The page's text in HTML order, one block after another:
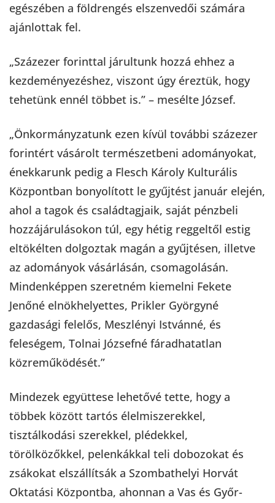
egészében a földrengés elszenvedői számára
ajánlottak fel.
„Százezer forinttal járultunk hozzá ehhez a
kezdeményezéshez, viszont úgy éreztük, hogy
tehetünk ennél többet is.” – mesélte József.
„Önkormányzatunk ezen kívül további százezer
forintért vásárolt természetbeni adományokat,
énekkarunk pedig a Flesch Károly Kulturális
Központban bonyolított le gyűjtést január elején,
ahol a tagok és családtagjaik, saját pénzbeli
hozzájárulásokon túl, egy hétig reggeltől estig
eltökélten dolgoztak magán a gyűjtésen, illetve
az adományok vásárlásán, csomagolásán.
Mindenképpen szeretném kiemelni Fekete
Jenőné elnökhelyettes, Prikler Györgyné
gazdasági felelős, Meszlényi Istvánné, és
feleségem, Tolnai Józsefné fáradhatatlan
közreműködését.”
Mindezek együttese lehetővé tette, hogy a
többek között tartós élelmiszerekkel,
tisztálkodási szerekkel, plédekkel,
törölközőkkel, pelenkákkal teli dobozokat és
zsákokat elszállítsák a Szombathelyi Horvát
Oktatási Központba, ahonnan a Vas és Győr-